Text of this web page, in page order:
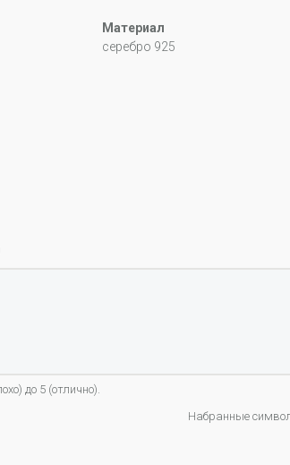
Материал
серебро 925
до 5 (отлично).
Набранные